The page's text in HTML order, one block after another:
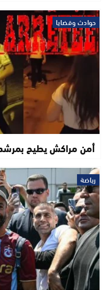
حوادث وقضايا
أمن مراكش يطيح
رياضة